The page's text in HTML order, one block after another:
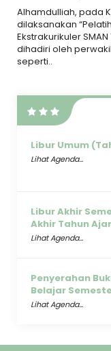
Alhamdulliah, pada
dilaksanakan
Ekstrakurikuler
dihadiri oleh
seperti..
Libur Umum
Lihat Agenda...
Libur Akhir
Akhir Tahun
Lihat Agenda...
Penyerahan
Belajar
Lihat Agenda...